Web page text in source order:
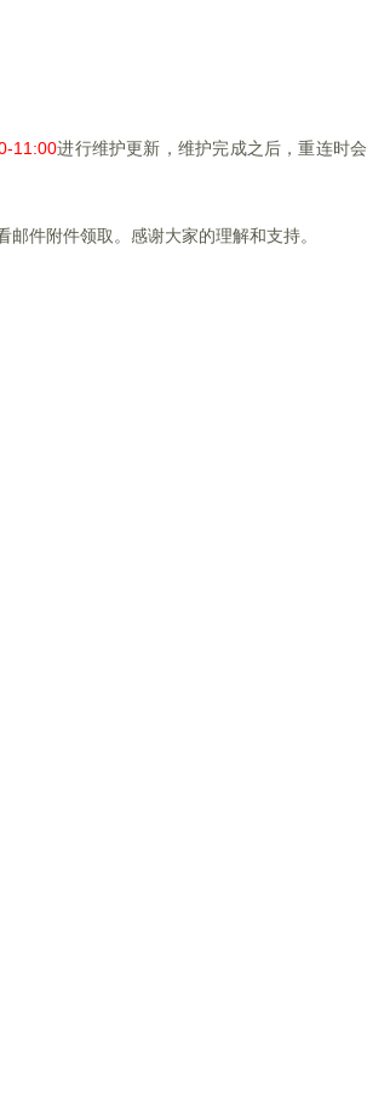
11:00进行维护更新，维护完成之后，重连时会
邮件附件领取。感谢大家的理解和支持。
；